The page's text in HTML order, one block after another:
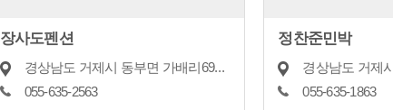
장사도펜션
경상남도 거제시 동부면 가배리693-1
055-635-2563
정찬준민박
경상남도 거제
055-635-1863